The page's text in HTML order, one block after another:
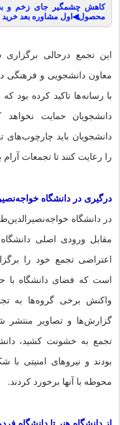
محصول◀اول مشاوره بعد خرید
این تجمع درحالی
معاون دانشجویی و فرهنگی
با رسانه‌ها تاکید کرده بود
دانشجویان حمایت
دانشجویان باید
را رعایت کنند تا تجمعات آرام
درگیری در دانشگاه
در دانشگاه
مقابل ورودی اصلی
اعتراضی تجمع خود را
است که فضای دانشگاه با
واکنش برخی گروه‌ها به
گزارش‌ها و تصاویر منتشر
تجمع به خشونت کشید،
بودند و نیرو‌های امنیتی
محوطه با آنها برخورد کردند.